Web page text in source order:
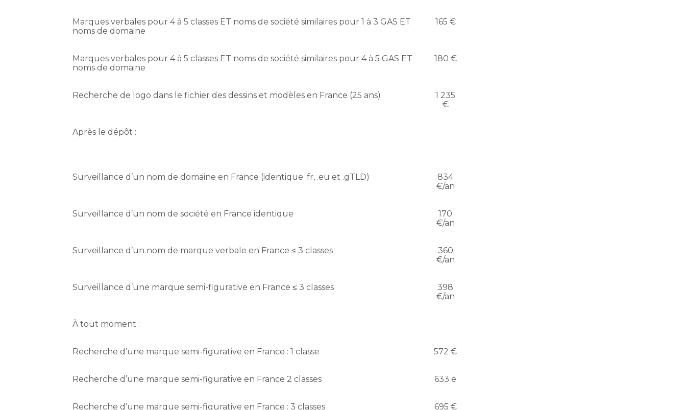
Marques verbales pour 4 à 5 classes ET noms de société similaires pour 1 à 3 GAS ET
noms de domaine
165 €
Marques verbales pour 4 à 5 classes ET noms de société similaires pour 4 à 5 GAS ET
noms de domaine
180 €
Recherche de logo dans le fichier des dessins et modèles en France (25 ans)
1 235
€
Après le dépôt :
Surveillance d’un nom de domaine en France (identique .fr, .eu et .gTLD)
834
€/an
Surveillance d’un nom de société en France identique
170
€/an
Surveillance d’un nom de marque verbale en France ≤ 3 classes
360
€/an
Surveillance d’une marque semi-figurative en France ≤ 3 classes
398
€/an
À tout moment :
Recherche d’une marque semi-figurative en France : 1 classe 572 €
Recherche d’une marque semi-figurative en France 2 classes 633 e
Recherche d’une marque semi-figurative en France : 3 classes 695 €